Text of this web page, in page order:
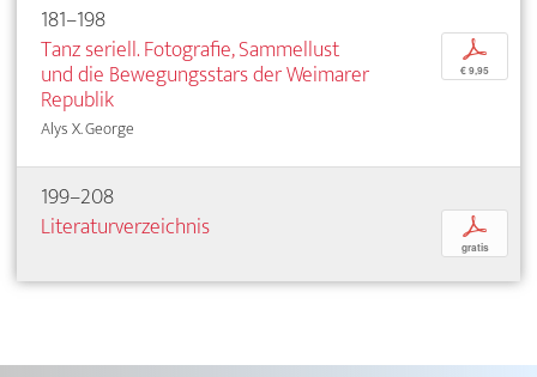
181–198
Tanz seriell. Fotografie, Sammellust
und die Bewegungsstars der Weimarer
Republik
Alys X. George
p
€ 9,95
199–208
Literaturverzeichnis
p
gratis